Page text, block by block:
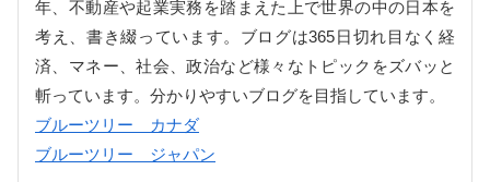
年、不動産や起業実務を踏まえた上で世界の中の日本を
考え、書き綴っています。ブログは365日切れ目なく経
済、マネー、社会、政治など様々なトピックをズバッと
斬っています。分かりやすいブログを目指しています。
ブルーツリー カナダ
ブルーツリー ジャパン